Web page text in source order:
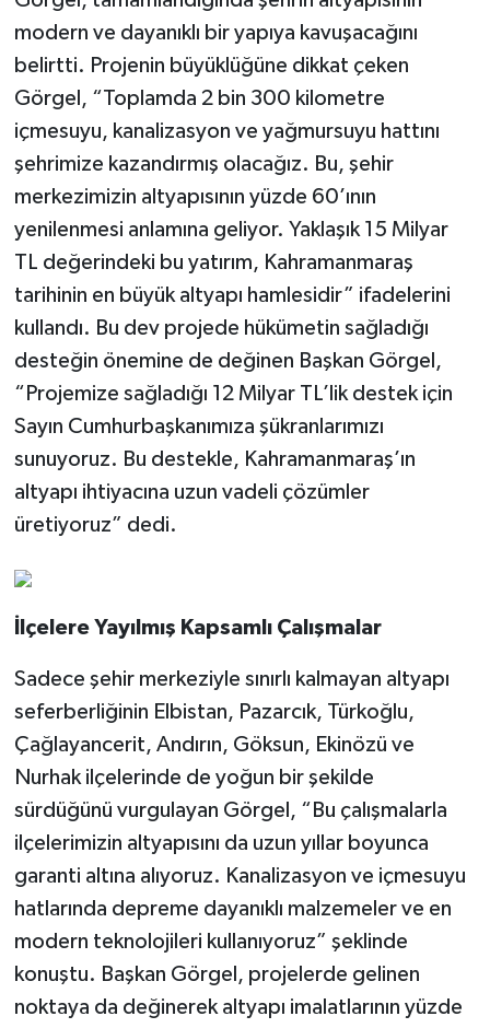
modern ve dayanıklı bir yapıya kavuşacağını
belirtti. Projenin büyüklüğüne dikkat çeken
Görgel, “Toplamda 2 bin 300 kilometre
içmesuyu, kanalizasyon ve yağmursuyu hattını
şehrimize kazandırmış olacağız. Bu, şehir
merkezimizin altyapısının yüzde 60’ının
yenilenmesi anlamına geliyor. Yaklaşık 15 Milyar
TL değerindeki bu yatırım, Kahramanmaraş
tarihinin en büyük altyapı hamlesidir” ifadelerini
kullandı. Bu dev projede hükümetin sağladığı
desteğin önemine de değinen Başkan Görgel,
“Projemize sağladığı 12 Milyar TL’lik destek için
Sayın Cumhurbaşkanımıza şükranlarımızı
sunuyoruz. Bu destekle, Kahramanmaraş’ın
altyapı ihtiyacına uzun vadeli çözümler
üretiyoruz” dedi.
İlçelere Yayılmış Kapsamlı Çalışmalar
Sadece şehir merkeziyle sınırlı kalmayan altyapı
seferberliğinin Elbistan, Pazarcık, Türkoğlu,
Çağlayancerit, Andırın, Göksun, Ekinözü ve
Nurhak ilçelerinde de yoğun bir şekilde
sürdüğünü vurgulayan Görgel, “Bu çalışmalarla
ilçelerimizin altyapısını da uzun yıllar boyunca
garanti altına alıyoruz. Kanalizasyon ve içmesuyu
hatlarında depreme dayanıklı malzemeler ve en
modern teknolojileri kullanıyoruz” şeklinde
konuştu. Başkan Görgel, projelerde gelinen
noktaya da değinerek altyapı imalatlarının yüzde